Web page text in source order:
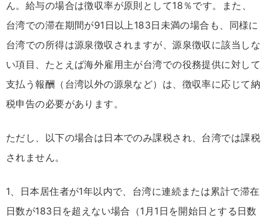
ん。給与の場合は徴収率が原則として18％です。また、
台湾での滞在期間が91日以上183日未満の場合も、同様に
台湾での所得は源泉徴収されますが、源泉徴収に該当しな
い項目、たとえば海外雇用主が台湾での役務提供に対して
支払う報酬（台湾以外の源泉など）は、徴収率に応じて納
税申告の必要があります。
ただし、以下の場合は日本でのみ課税され、台湾では課税
されません。
1、日本居住者が1年以内で、台湾に連続または累計で滞在
日数が183日を超えない場合（1月1日を開始日とする日数